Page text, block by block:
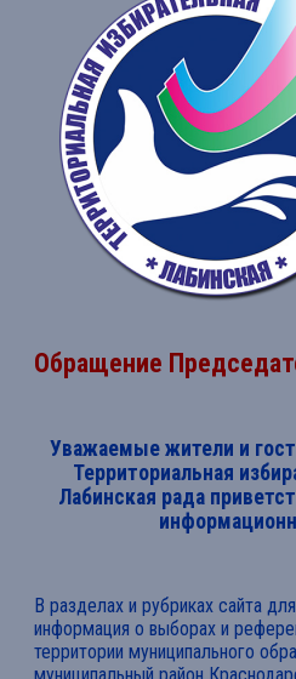
Обращение
Уважаемые жители и
Территориальная
Лабинская рада
В разделах и рубриках сайта
информация о выборах и
территории муниципального